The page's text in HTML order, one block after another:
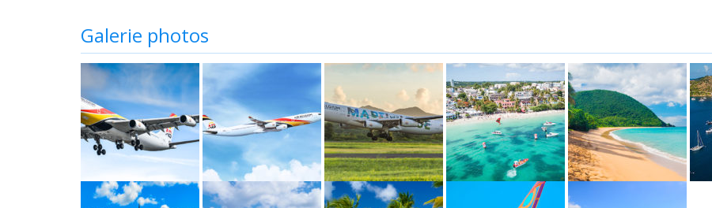
Galerie photos